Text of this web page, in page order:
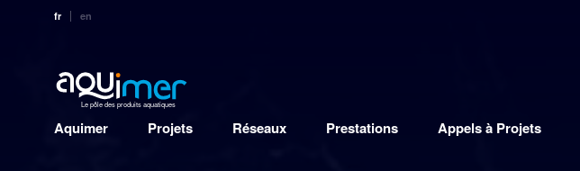
fr en
Le pôle des produits aquatiques
Aquimer Projets Réseaux Prestations Appels à Projets